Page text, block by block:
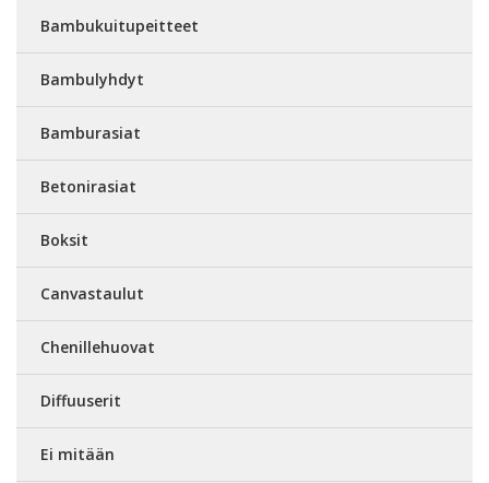
Bambukuitupeitteet
Bambulyhdyt
Bamburasiat
Betonirasiat
Boksit
Canvastaulut
Chenillehuovat
Diffuuserit
Ei mitään